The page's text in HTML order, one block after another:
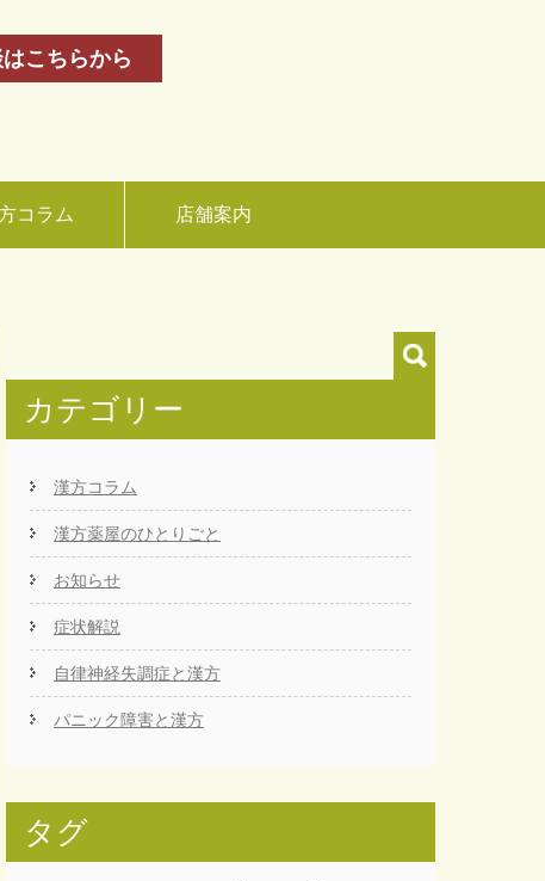
こちらから
コラム 店舗案内
カテゴリー
漢方コラム
漢方薬屋のひとりごと
お知らせ
症状解説
自律神経失調症と漢方
パニック障害と漢方
タグ